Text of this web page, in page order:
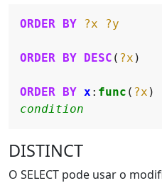
ORDER BY ?x ?y
ORDER BY DESC ( ?x
ORDER BY x : func ( ?x )
condition
DISTINCT
O SELECT pode usar o